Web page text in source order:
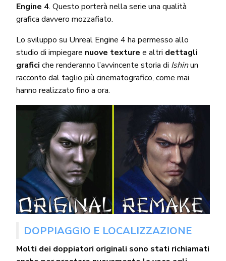
Engine 4. Questo porterà nella serie una qualità
grafica davvero mozzafiato.
Lo sviluppo su Unreal Engine 4 ha permesso allo
studio di impiegare nuove texture e altri dettagli
grafici che renderanno l’avvincente storia di Ishinun
racconto dal taglio più cinematografico, come mai
hanno realizzato fino a ora.
DOPPIAGGIO E LOCALIZZAZIONE
Molti dei doppiatori originali sono stati richiamati